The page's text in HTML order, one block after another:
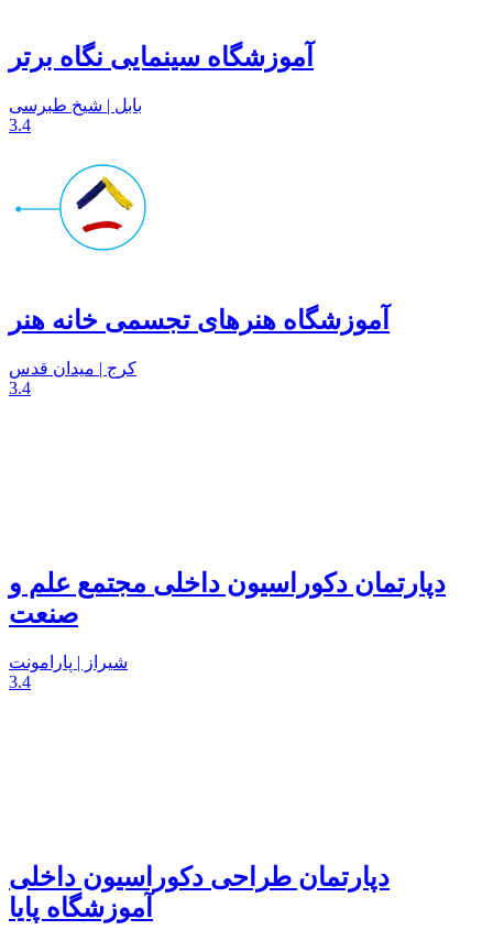
آموزشگاه سینمایی نگاه برتر
بابل | شیخ طبرسی
3.4
آموزشگاه هنرهای تجسمی خانه هنر
کرج | میدان قدس
3.4
دپارتمان دکوراسیون داخلی مجتمع علم و
صنعت
شیراز | پارامونت
3.4
دپارتمان طراحی دکوراسیون داخلی
آموزشگاه پایا